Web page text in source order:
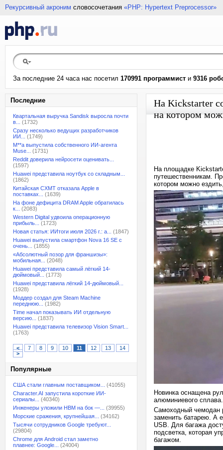
Рекурсивный акроним словосочетания «PHP: Hypertext Preprocessor»
За последние 24 часа нас посетил 170991 программист и 9316
Последние
Квартальная выручка Sandisk выросла почти
в...
(1732)
Сразу несколько ведущих разработчиков
ИИ...
(1749)
M**a выпустила собственного ИИ-агента
Muse...
(1731)
Reddit доверила нейросети оценивать...
(1597)
Huawei представила ноутбук со складным...
(1862)
Китайская CXMT отказала Apple в
поставках...
(1639)
На фоне дефицита DRAM Apple обратилась
к...
(2083)
Western Digital удвоила операционную
прибыль...
(1723)
Новая статья: ИИтоги июля 2026 г.: а...
(1847)
Huawei выпустила смартфон Nova 16 SE с
очень...
(1855)
«Абсолютный позор для франшизы»:
мобильная...
(2048)
Huawei представила самый лёгкий 14-
дюймовый...
(1773)
Huawei представила лёгкий 14-дюймовый...
(1928)
Моддер создал для Steam Machine
переднюю...
(1982)
Time начал показывать ИИ отдельную
версию...
(1837)
Huawei представила телевизор Vision Smart...
(1763)
< 7 8 9 10 11 12 13
14
>
Популярные
США стали главным поставщиком...
(41055)
Character.AI запустила короткие ИИ-
сериалы...
(40340)
Инженеры уложили HBM на бок —...
(39955)
Морские сражения, крупнейшая...
(34162)
Тысячи сотрудников Google требуют...
(29804)
Chrome для Android стал заметно
плавнее: Google...
(24004)
На Kickstarter
на котором
На площадке
путешественникам.
котором можно
Новинка оснащена
алюминиевого
Самоходный чемодан
заменить батарею. А
USB. Для багажа
подсветка, которая
багажом.